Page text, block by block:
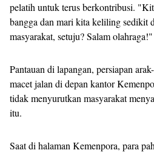
pelatih untuk terus berkontribusi.
bangga dan mari kita keliling sedikit
masyarakat, setuju? Salam
Pantauan di lapangan, persiapan
macet jalan di depan kantor
tidak menyurutkan masyarakat
itu.
Saat di halaman Kemenpora, para